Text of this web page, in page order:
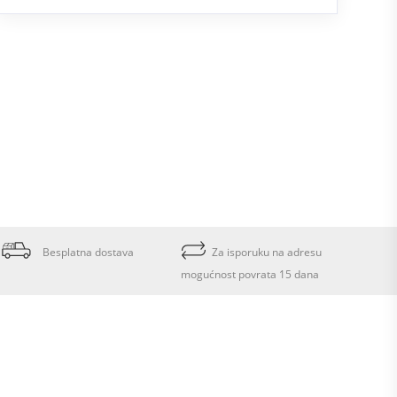
Besplatna dostava
Za isporuku na adresu
mogućnost povrata 15 dana